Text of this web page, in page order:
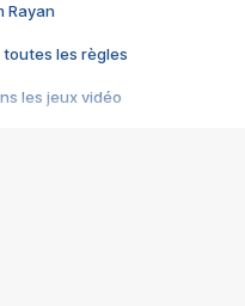
Rayan
toutes les règles
les jeux vidéo